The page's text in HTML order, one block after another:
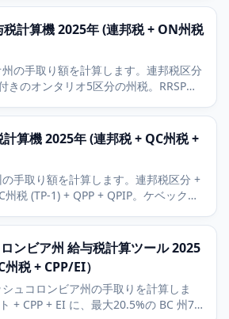
ンドラピッズや他のMI都市は1.0から
します。
計算機 2025年 (連邦税 + ON州税
の手取り額を計算します。連邦税区分
きのオンタリオ5区分の州税。RRSPと
算機 2025年 (連邦税 + QC州税 +
手取り額を計算します。連邦税区分 +
税 (TP-1) + QPP + QPIP。ケベックは
ンビア州 給与税計算ツール 2025
税 + CPP/EI）
ュコロンビア州の手取りを計算しま
+ CPP + EI に、最大20.5%の BC 州7